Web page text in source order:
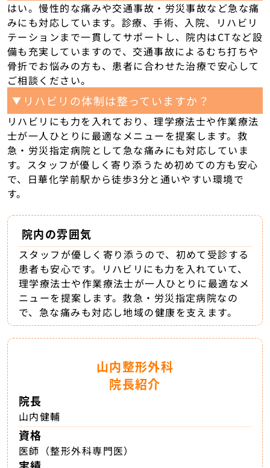
はい。慢性的な痛みや交通事故・労災事故など急な痛
みにも対応しています。診療、手術、入院、リハビリ
テーションまで一貫してサポートし、院内はCTなど設
備も充実していますので、交通事故によるむち打ちや
骨折でお悩みの方も、患者に合わせた治療で安心して
ご相談ください。
▼ リハビリの体制は整っていますか？
リハビリにも力を入れており、理学療法士や作業療法
士が一人ひとりに最適なメニューを提案します。救
急・労災指定病院として急な痛みにも対応していま
す。スタッフが優しく寄り添うため初めての方も安心
で、日華化学前駅から徒歩3分と通いやすい環境で
す。
院内の雰囲気
スタッフが優しく寄り添うので、初めて受診する
患者も安心です。リハビリにも力を入れていて、
理学療法士や作業療法士が一人ひとりに最適なメ
ニューを提案します。救急・労災指定病院なの
で、急な痛みも対応し地域の健康を支えます。
山内整形外科
院長紹介
院長
山内健輔
資格
医師（整形外科専門医）